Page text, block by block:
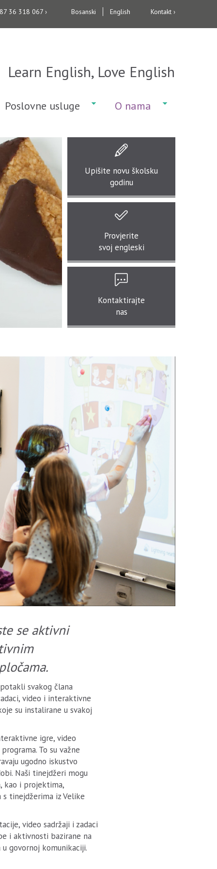
Kontakt ›
Bosanski English
36 318 067 ›
Learn English, Love English
Poslovne usluge O nama
Upišite novu školsku
godinu
Provjerite
svoj engleski
Kontaktirajte
nas
se aktivni
svakog člana
video i interaktivne
su instalirane u svakoj
igre, video
To su važne
ugodno iskustvo
Naši tinejdžeri mogu
kao i projektima,
tinejdžerima iz Velike
video sadržaji i zadaci
i aktivnosti bazirane na
govornoj komunikaciji.